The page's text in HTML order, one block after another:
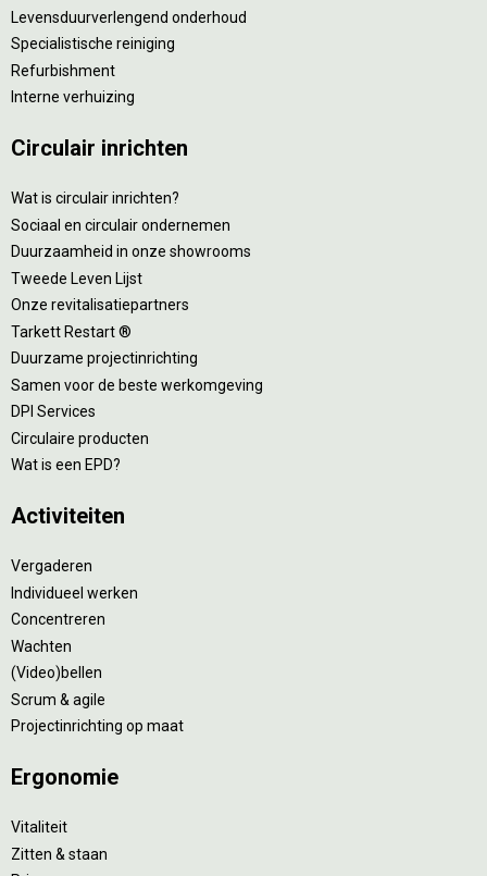
Levensduurverlengend onderhoud
Specialistische reiniging
Refurbishment
Interne verhuizing
Circulair inrichten
Wat is circulair inrichten?
Sociaal en circulair ondernemen
Duurzaamheid in onze showrooms
Tweede Leven Lijst
Onze revitalisatiepartners
Tarkett Restart ®
Duurzame projectinrichting
Samen voor de beste werkomgeving
DPI Services
Circulaire producten
Wat is een EPD?
Activiteiten
Vergaderen
Individueel werken
Concentreren
Wachten
(Video)bellen
Scrum & agile
Projectinrichting op maat
Ergonomie
Vitaliteit
Zitten & staan